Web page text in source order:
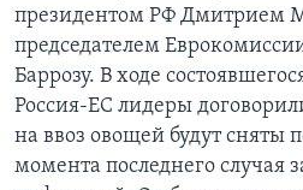
президентом РФ Дмитрием
председателем
Баррозу. В ходе
Россия-ЕС лидеры
на ввоз овощей будут сняты
момента последнего